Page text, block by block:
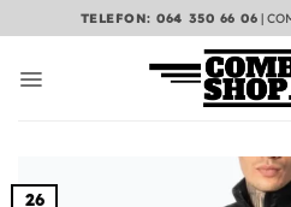
na
TELEFON: 064 350 66 06 |
26